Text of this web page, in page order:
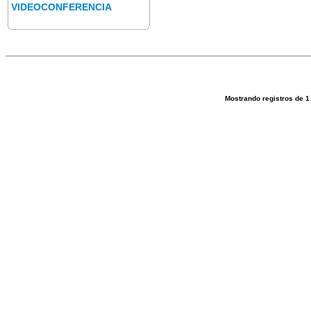
VIDEOCONFERENCIA
Mostrando registros de 1